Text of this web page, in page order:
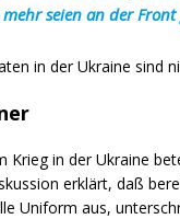
seien an der
in der Ukraine sind
Krieg in der Ukraine
erklärt, daß
Uniform aus,